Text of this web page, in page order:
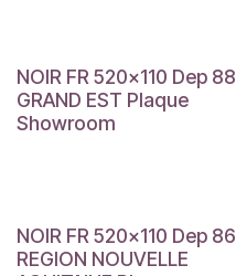
NOIR FR 520x110 Dep 88
GRAND EST Plaque
Showroom
NOIR FR 520x110 Dep 86
REGION NOUVELLE